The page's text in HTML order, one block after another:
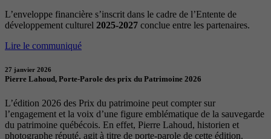
L’enveloppe financière s’inscrit dans le cadre de l’Entente de
développement culturel 2025-2027 conclue entre les partenaires.
Lire le communiqué
27 janvier 2026
Pierre Lahoud, Porte-Parole des prix du Patrimoine 2026
L’édition 2026 des Prix du patrimoine peut compter sur
l’engagement et la voix d’une figure emblématique de la sauvegarde
du patrimoine québécois. En effet, Pierre Lahoud, historien et
photographe réputé, agit à titre de porte-parole de cette édition.